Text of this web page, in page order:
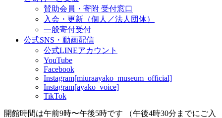
賛助会員・寄附 受付窓口
入会・更新（個人／法人団体）
一般寄付受付
公式SNS・動画配信
公式LINEアカウント
YouTube
Facebook
Instagram[miuraayako_museum_official]
Instagram[ayako_voice]
TikTok
開館時間は午前9時〜午後5時です （午後4時30分までにご入